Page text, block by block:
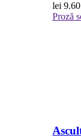
lei 9.60
Proză